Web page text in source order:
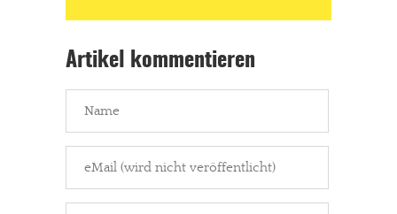
Dir gefällt unsere Arbeit?
Werbung. Beide Einnahmequellen sind in den letzten Monaten
stark zurückgegangen.
Solltest Du unsere unabhängige Berichterstattung schätzen,
Artikel kommentieren